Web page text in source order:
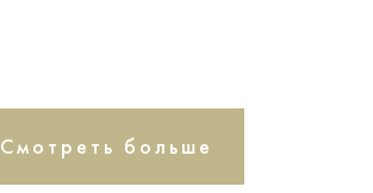
Смотреть больше